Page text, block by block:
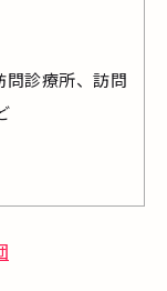
診療所、訪問